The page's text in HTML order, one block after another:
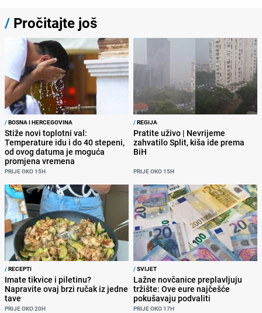
/ Pročitajte još
/BOSNA I HERCEGOVINA
Stiže novi toplotni val:
Temperature idu i do 40 stepeni,
od ovog datuma je moguća
promjena vremena
PRIJE OKO 15H
/REGIJA
Pratite uživo | Nevrijeme
zahvatilo Split, kiša ide prema
BiH
PRIJE OKO 15H
/RECEPTI
Imate tikvice i piletinu?
Napravite ovaj brzi ručak iz jedne
tave
PRIJE OKO 20H
/SVIJET
Lažne novčanice preplavljuju
tržište: Ove eure najčešće
pokušavaju podvaliti
PRIJE OKO 17H